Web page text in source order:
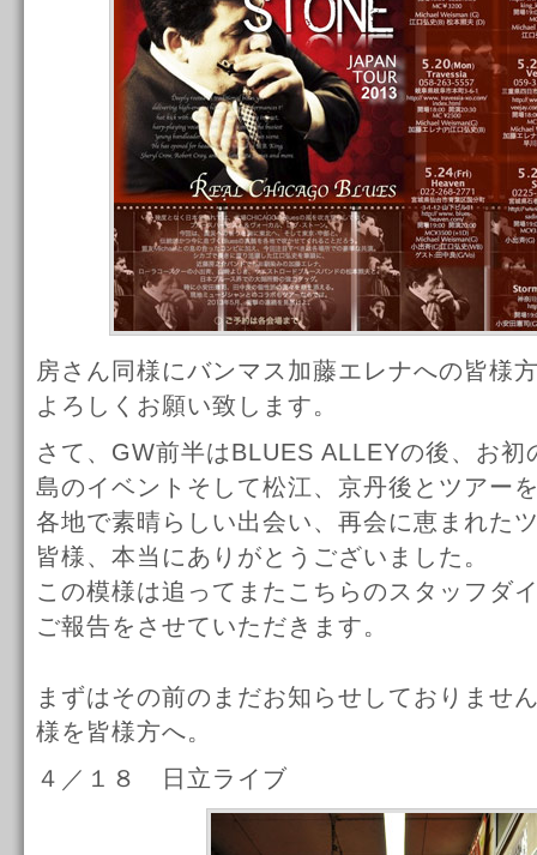
房さん同様にバンマス加藤エレナへの皆様
よろしくお願い致します。
さて、GW前半はBLUES ALLEYの後、お初
島のイベントそして松江、京丹後とツアー
各地で素晴らしい出会い、再会に恵まれた
皆様、本当にありがとうございました。
この模様は追ってまたこちらのスタッフダ
ご報告をさせていただきます。
まずはその前のまだお知らせしておりませ
様を皆様方へ。
４／１８ 日立ライブ